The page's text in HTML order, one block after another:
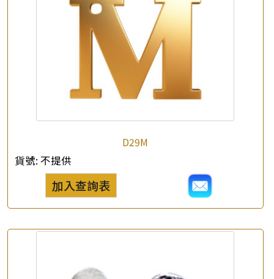
*聯絡電話
查詢以下產品
D29M
貨號: 不提供
加入查詢表